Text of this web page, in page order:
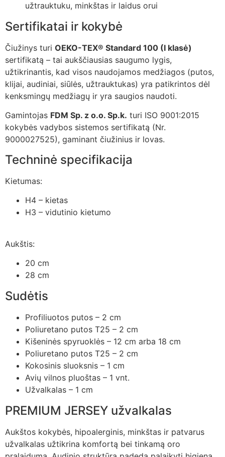
užtrauktuku, minkštas ir laidus orui
Sertifikatai ir kokybė
Čiužinys turi OEKO-TEX® Standard 100 (I klasė)
sertifikatą – tai aukščiausias saugumo lygis,
užtikrinantis, kad visos naudojamos medžiagos (putos,
klijai, audiniai, siūlės, užtrauktukas) yra patikrintos dėl
kenksmingų medžiagų ir yra saugios naudoti.
Gamintojas FDM Sp. z o.o. Sp.k. turi ISO 9001:2015
kokybės vadybos sistemos sertifikatą (Nr.
9000027525), gaminant čiužinius ir lovas.
Techninė specifikacija
Kietumas:
H4 – kietas
H3 – vidutinio kietumo
Aukštis:
20 cm
28 cm
Sudėtis
Profiliuotos putos – 2 cm
Poliuretano putos T25 – 2 cm
Kišeninės spyruoklės – 12 cm arba 18 cm
Poliuretano putos T25 – 2 cm
Kokosinis sluoksnis – 1 cm
Avių vilnos pluoštas – 1 vnt.
Užvalkalas – 1 cm
PREMIUM JERSEY užvalkalas
Aukštos kokybės, hipoalerginis, minkštas ir patvarus
užvalkalas užtikrina komfortą bei tinkamą oro